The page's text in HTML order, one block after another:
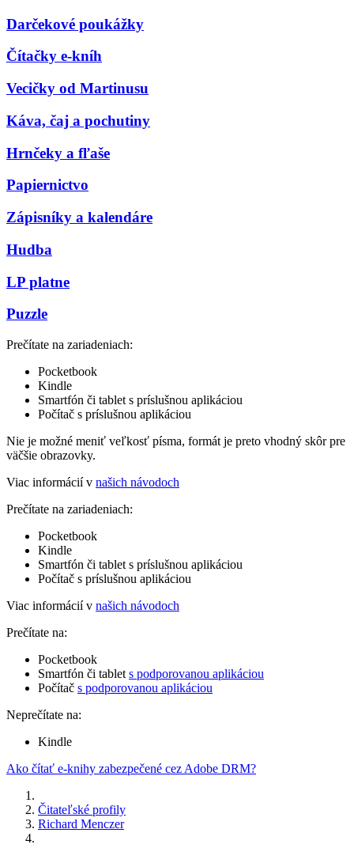
Darčekové poukážky
Čítačky e-kníh
Vecičky od Martinusu
Káva, čaj a pochutiny
Hrnčeky a fľaše
Papiernictvo
Zápisníky a kalendáre
Hudba
LP platne
Puzzle
Prečítate na zariadeniach:
Pocketbook
Kindle
Smartfón či tablet s príslušnou aplikáciou
Počítač s príslušnou aplikáciou
Nie je možné meniť veľkosť písma, formát je preto vhodný skôr pre
väčšie obrazovky.
Viac informácií v našich návodoch
Prečítate na zariadeniach:
Pocketbook
Kindle
Smartfón či tablet s príslušnou aplikáciou
Počítač s príslušnou aplikáciou
Viac informácií v našich návodoch
Prečítate na:
Pocketbook
Smartfón či tablet s podporovanou aplikáciou
Počítač s podporovanou aplikáciou
Neprečítate na:
Kindle
Ako čítať e-knihy zabezpečené cez Adobe DRM?
Čitateľské profily
Richard Menczer